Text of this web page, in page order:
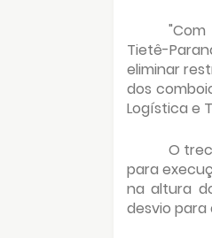
Tietê-
eliminar
dos
Logística e
O
para
na altura
desvio para